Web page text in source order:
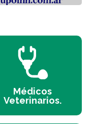
Médicos
Veterinarios.